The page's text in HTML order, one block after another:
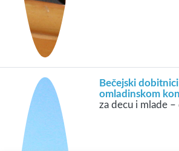
Bečejski
omladinskom
za decu i mlade